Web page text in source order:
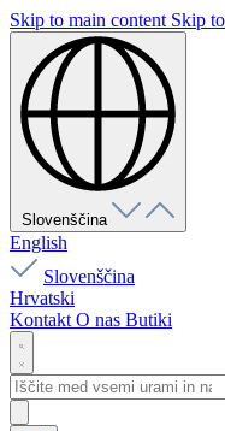
Skip to main content Skip
Slovenščina
English
Slovenščina
Hrvatski
Kontakt O nas Butiki